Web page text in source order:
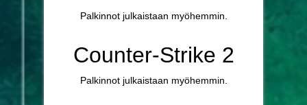
Palkinnot julkaistaan myöhemmin.
Counter-Strike 2
Palkinnot julkaistaan myöhemmin.